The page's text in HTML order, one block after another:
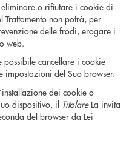
eliminare o rifiutare i cookie di
Trattamento non potrà, per
delle frodi, erogare i
web.
possibile cancellare i cookie
impostazioni del Suo browser.
dei cookie o
dispositivo, il TitolareLa invita
del browser da Lei